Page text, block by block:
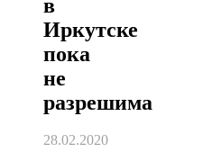
в
Иркутске
пока
не
разрешима
28.02.2020